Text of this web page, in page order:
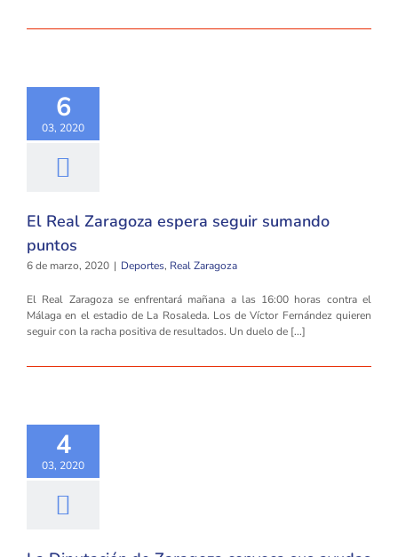
6
03, 2020
El Real Zaragoza espera seguir sumando
puntos
6 de marzo, 2020 | Deportes, Real Zaragoza
El Real Zaragoza se enfrentará mañana a las 16:00 horas contra el
Málaga en el estadio de La Rosaleda. Los de Víctor Fernández quieren
seguir con la racha positiva de resultados. Un duelo de [...]
4
03, 2020
de Zaragoza